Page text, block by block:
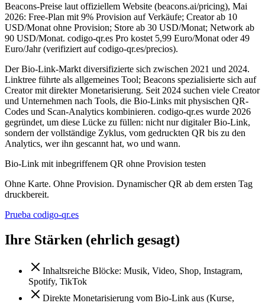
Beacons-Preise laut offiziellem Website (beacons.ai/pricing), Mai
2026: Free-Plan mit 9% Provision auf Verkäufe; Creator ab 10
USD/Monat ohne Provision; Store ab 30 USD/Monat; Network ab
90 USD/Monat. codigo-qr.es Pro kostet 5,99 Euro/Monat oder 49
Euro/Jahr (verifiziert auf codigo-qr.es/precios).
Der Bio-Link-Markt diversifizierte sich zwischen 2021 und 2024.
Linktree führte als allgemeines Tool; Beacons spezialisierte sich auf
Creator mit direkter Monetarisierung. Seit 2024 suchen viele Creator
und Unternehmen nach Tools, die Bio-Links mit physischen QR-
Codes und Scan-Analytics kombinieren. codigo-qr.es wurde 2026
gegründet, um diese Lücke zu füllen: nicht nur digitaler Bio-Link,
sondern der vollständige Zyklus, vom gedruckten QR bis zu den
Analytics, wer ihn gescannt hat, wo und wann.
Bio-Link mit inbegriffenem QR ohne Provision testen
Ohne Karte. Ohne Provision. Dynamischer QR ab dem ersten Tag
druckbereit.
Prueba codigo-qr.es
Ihre Stärken (ehrlich gesagt)
Inhaltsreiche Blöcke: Musik, Video, Shop, Instagram,
Spotify, TikTok
Direkte Monetarisierung vom Bio-Link aus (Kurse,